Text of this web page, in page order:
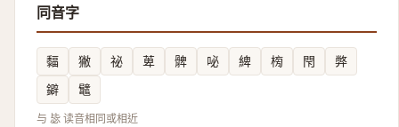
同音字
䵗 獙 祕 萆 髀 咇 綼 㮄 閇
㢢
鐴
鼊
与 毖 读音相同或相近